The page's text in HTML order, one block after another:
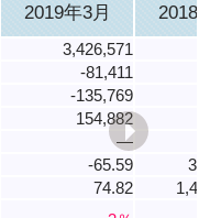
2019年3月 2018
3,426,571
-81,411
-135,769
154,882
―
-65.59
74.82